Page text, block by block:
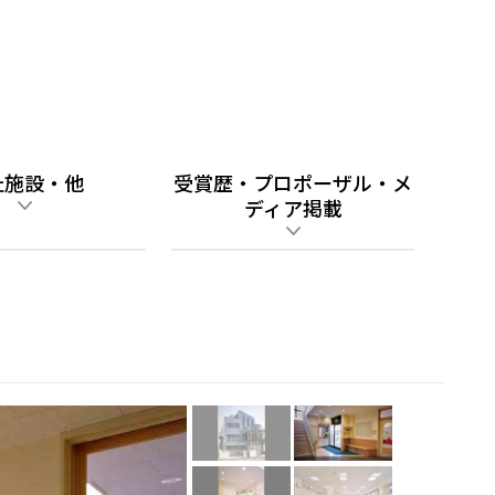
設・他
受賞歴・プロポーザル・メ
ディア掲載